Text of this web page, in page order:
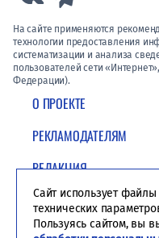
О ПРОЕКТЕ
РЕКЛАМОДАТЕЛЯМ
РЕДАКЦИЯ
ПОЛИТИКА
На сайте применяются
технологии предоставления
систематизации и анализа
пользователей сети
Федерации).
Сайт использует
технических
Пользуясь сайтом, вы